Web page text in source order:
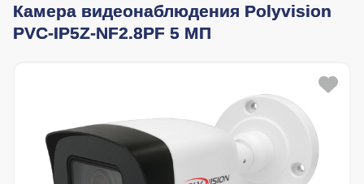
Камера видеонаблюдения Polyvision
PVC-IP5Z-NF2.8PF 5 МП